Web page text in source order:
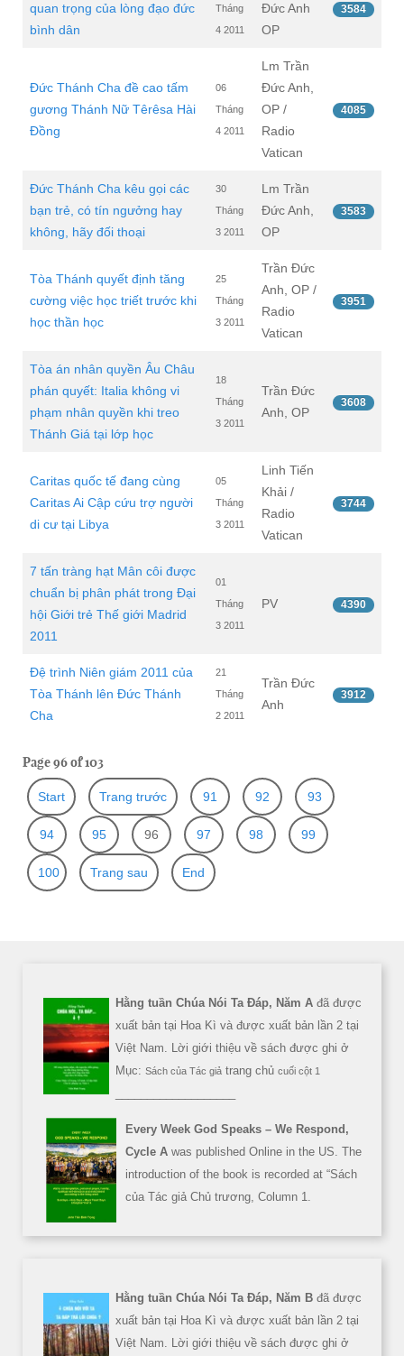
quan trọng của lòng đạo đức
bình dân
Tháng
4 2011
Đức Anh
OP
3584
Đức Thánh Cha đề cao tấm
gương Thánh Nữ Têrêsa Hài
Đồng
06
Tháng
4 2011
Lm Trần
Đức Anh,
OP /
Radio
Vatican
4085
Đức Thánh Cha kêu gọi các
bạn trẻ, có tín ngưởng hay
không, hãy đối thoại
30
Tháng
3 2011
Lm Trần
Đức Anh,
OP
3583
Tòa Thánh quyết định tăng
cường việc học triết trước khi
học thần học
25
Tháng
3 2011
Trần Đức
Anh, OP /
Radio
Vatican
3951
Tòa án nhân quyền Âu Châu
phán quyết: Italia không vi
phạm nhân quyền khi treo
Thánh Giá tại lớp học
18
Tháng
3 2011
Trần Đức
Anh, OP
3608
Caritas quốc tế đang cùng
Caritas Ai Cập cứu trợ người
di cư tại Libya
05
Tháng
3 2011
Linh Tiến
Khải /
Radio
Vatican
3744
7 tấn tràng hạt Mân côi được
chuẩn bị phân phát trong Đại
hội Giới trẻ Thế giới Madrid
2011
01
Tháng
3 2011
PV 4390
Đệ trình Niên giám 2011 của
Tòa Thánh lên Đức Thánh
Cha
21
Tháng
2 2011
Trần Đức
Anh
3912
Page 96 of 103
Start Trang trước 91 92 93
94 95 96 97 98 99
100 Trang sau End
Hằng tuần Chúa Nói Ta Đáp, Năm A đã được
xuất bản tại Hoa Kì và được xuất bản lần 2 tại
Việt Nam. Lời giới thiệu về sách được ghi ở
Mục: Sách của Tác giả trang chủ cuối cột 1
Every Week God Speaks – We Respond,
Cycle A was published Online in the US. The
introduction of the book is recorded at “Sách
của Tác giả Chủ trương, Column 1.
Hằng tuần Chúa Nói Ta Đáp, Năm B đã được
xuất bản tại Hoa Kì và được xuất bản lần 2 tại
Việt Nam. Lời giới thiệu về sách được ghi ở